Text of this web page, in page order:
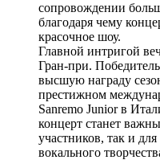
сопровождении
благодаря чему
красочное шоу.
Главной интригой
Гран-при.
высшую награду
престижном
Sanremo Junior в
концерт станет
участников, так и
вокального